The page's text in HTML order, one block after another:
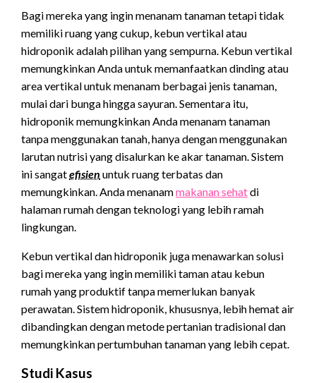
Bagi mereka yang ingin menanam tanaman tetapi tidak
memiliki ruang yang cukup, kebun vertikal atau
hidroponik adalah pilihan yang sempurna. Kebun vertikal
memungkinkan Anda untuk memanfaatkan dinding atau
area vertikal untuk menanam berbagai jenis tanaman,
mulai dari bunga hingga sayuran. Sementara itu,
hidroponik memungkinkan Anda menanam tanaman
tanpa menggunakan tanah, hanya dengan menggunakan
larutan nutrisi yang disalurkan ke akar tanaman. Sistem
ini sangatefisien untuk ruang terbatas dan
memungkinkan. Anda menanammakanan sehatdi
halaman rumah dengan teknologi yang lebih ramah
lingkungan.
Kebun vertikal dan hidroponik juga menawarkan solusi
bagi mereka yang ingin memiliki taman atau kebun
rumah yang produktif tanpa memerlukan banyak
perawatan. Sistem hidroponik, khususnya, lebih hemat air
dibandingkan dengan metode pertanian tradisional dan
memungkinkan pertumbuhan tanaman yang lebih cepat.
Studi Kasus